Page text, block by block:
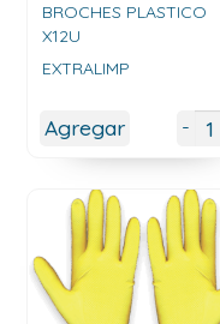
BROCHES PLASTICO
X12U
EXTRALIMP
Agregar -